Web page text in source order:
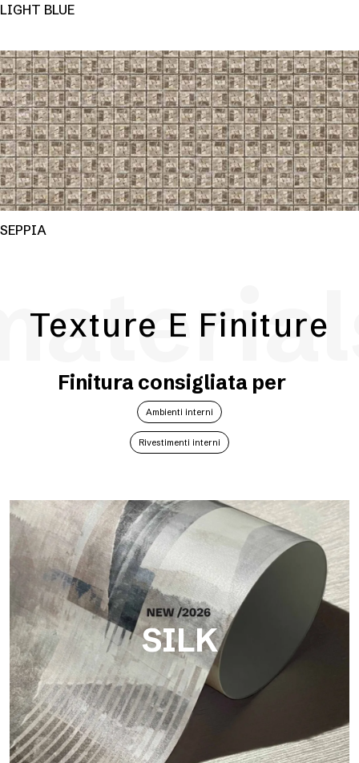
LIGHT BLUE
SEPPIA
Texture E Finiture
Finitura consigliata per
Ambienti interni
Rivestimenti interni
SILK